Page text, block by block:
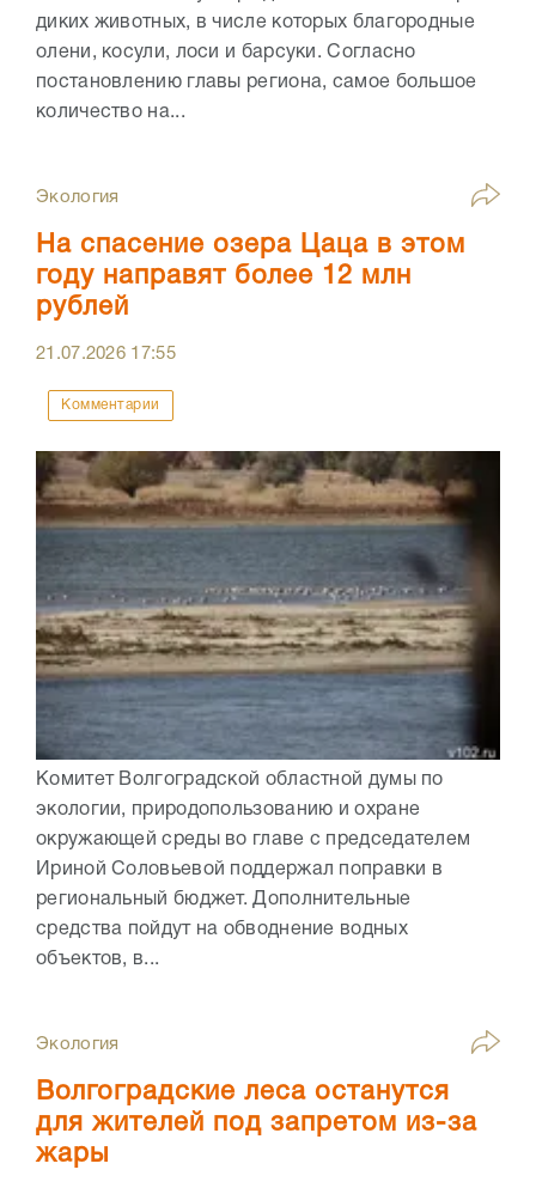
диких животных, в числе которых благородные
олени, косули, лоси и барсуки. Согласно
постановлению главы региона, самое большое
количество на...
Экология
На спасение озера Цаца в этом
году направят более 12 млн
рублей
21.07.2026 17:55
Комментарии
Комитет Волгоградской областной думы по
экологии, природопользованию и охране
окружающей среды во главе с председателем
Ириной Соловьевой поддержал поправки в
региональный бюджет. Дополнительные
средства пойдут на обводнение водных
объектов, в...
Экология
Волгоградские леса останутся
для жителей под запретом из-за
жары